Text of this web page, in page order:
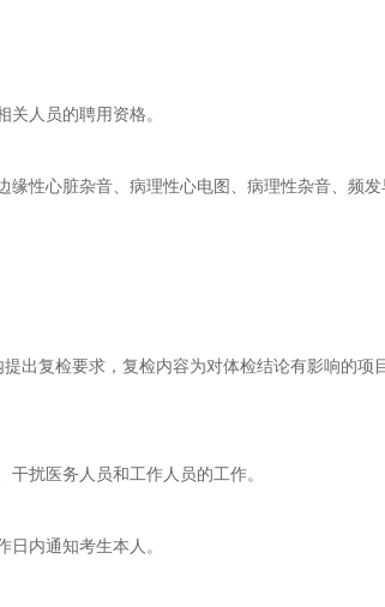
人员的聘用资格。
缘性心脏杂音、病理性心电图、病理性杂音、频
出复检要求，复检内容为对体检结论有影响的项
扰医务人员和工作人员的工作。
内通知考生本人。